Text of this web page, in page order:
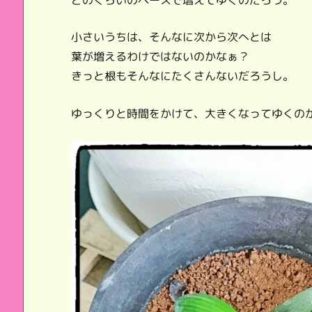
小さいうちは、そんなに次から次へとは
葉が増えるわけではないのかなぁ？
きっと根もそんなにたくさんないだろうし。
ゆっくりと時間をかけて、大きくなってゆく